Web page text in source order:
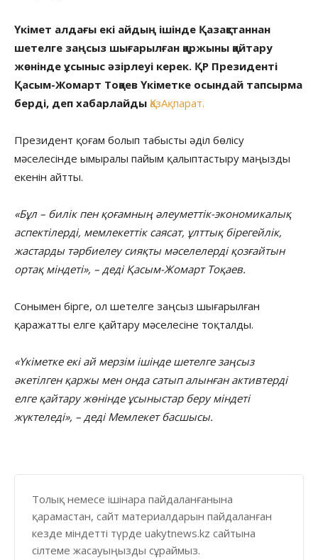
Үкімет алдағы екі айдың ішінде Қазақстаннан
шетелге заңсыз шығарылған қаржыны қайтару
жөнінде ұсыныс әзірлеуі керек. ҚР Президенті
Қасым-Жомарт Тоқаев Үкіметке осындай тапсырма
берді, деп хабарлайды ҚазАқпарат.
Президент қоғам болып табысты әділ бөлісу
мәселесінде ымыралы пайым қалыптастыру маңызды
екенін айтты.
«Бұл – билік пен қоғамның әлеуметтік-экономикалық
аспектілерді, мемлекеттік саясат, ұлттық бірегейлік,
жастарды тәрбиелеу сияқты мәселелерді қозғайтын
ортақ міндеті», – деді Қасым-Жомарт Тоқаев.
Сонымен бірге, ол шетелге заңсыз шығарылған
қаражатты елге қайтару мәселесіне тоқталды.
«Үкіметке екі ай мерзім ішінде шетелге заңсыз
әкетілген қаржы мен онда сатып алынған активтерді
елге қайтару жөнінде ұсыныстар беру міндеті
жүктеледі», – деді Мемлекет басшысы.
Толық немесе ішінара пайдаланғанына
қарамастан, сайт материалдарын пайдаланған
кезде міндетті түрде uakytnews.kz сайтына
сілтеме жасауыңызды сұраймыз.